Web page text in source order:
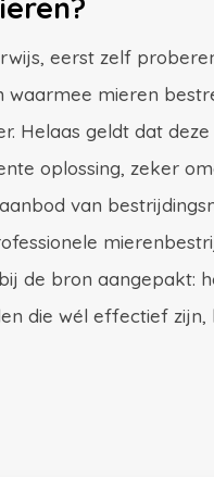
eerst zelf
mieren
Helaas geldt dat
oplossing, zeker
van
de bron aangepakt:
die wél effectief